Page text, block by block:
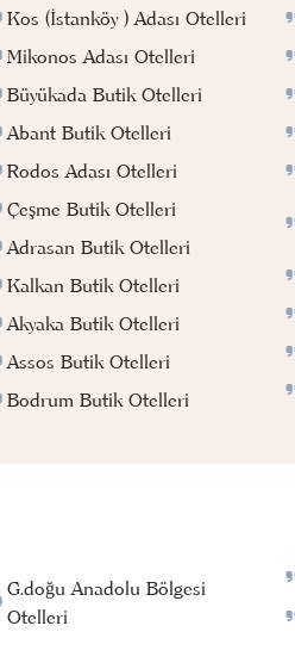
Kos (İstanköy ) Adası Otelleri
Mikonos Adası Otelleri
Büyükada Butik Otelleri
Abant Butik Otelleri
Rodos Adası Otelleri
Çeşme Butik Otelleri
Adrasan Butik Otelleri
Kalkan Butik Otelleri
Akyaka Butik Otelleri
Assos Butik Otelleri
Bodrum Butik Otelleri
G.doğu Anadolu Bölgesi
Otelleri